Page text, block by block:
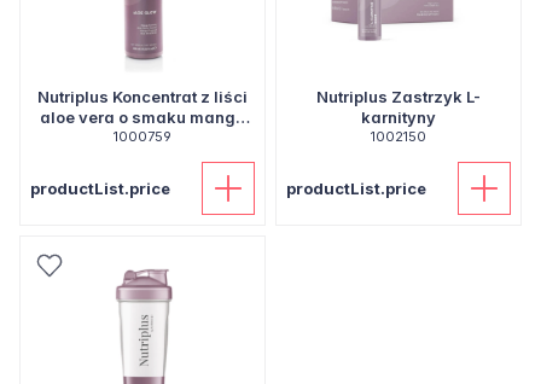
Nutriplus Koncentrat z liści
aloe vera o smaku mango
450 ml
1000759
productList.price
Nutriplus Zastrzyk L-
karnityny
1002150
productList.price